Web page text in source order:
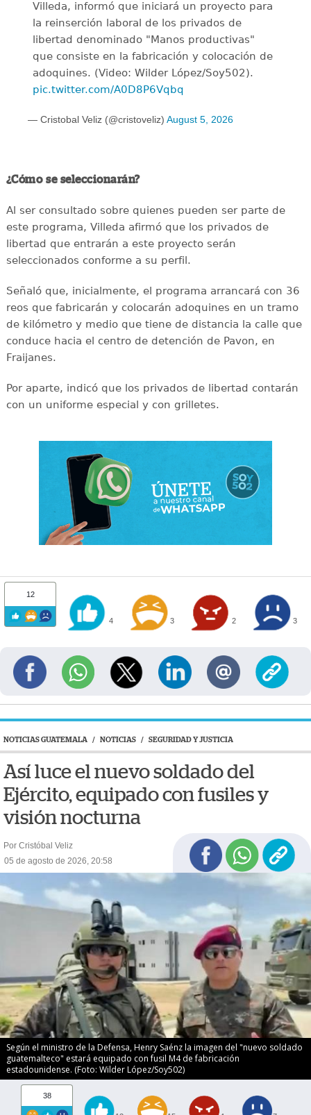
Villeda, informó que iniciará un proyecto para
la reinserción laboral de los privados de
libertad denominado "Manos productivas"
que consiste en la fabricación y colocación de
adoquines. (Video: Wilder López/Soy502).
pic.twitter.com/A0D8P6Vqbq
— Cristobal Veliz (@cristoveliz) August 5, 2026
¿Cómo se seleccionarán?
Al ser consultado sobre quienes pueden ser parte de
este programa, Villeda afirmó que los privados de
libertad que entrarán a este proyecto serán
seleccionados conforme a su perfil.
Señaló que, inicialmente, el programa arrancará con 36
reos que fabricarán y colocarán adoquines en un tramo
de kilómetro y medio que tiene de distancia la calle que
conduce hacia el centro de detención de Pavon, en
Fraijanes.
Por aparte, indicó que los privados de libertad contarán
con un uniforme especial y con grilletes.
12
4 3 2 3
NOTICIAS GUATEMALA / NOTICIAS / SEGURIDAD Y JUSTICIA
Así luce el nuevo soldado del
Ejército, equipado con fusiles y
visión nocturna
Por Cristóbal Veliz
05 de agosto de 2026, 20:58
Según el ministro de la Defensa, Henry Saénz la imagen del "nuevo soldado
guatemalteco" estará equipado con fusil M4 de fabricación
estadounidense. (Foto: Wilder López/Soy502)
38